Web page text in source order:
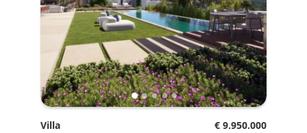
Villa
€ 9.950.000